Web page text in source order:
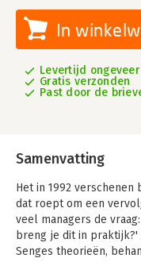
In
Levertijd
Gratis verzonden
Past door de
Samenvatting
Het in 1992
dat roept om een
veel managers de
breng je dit in praktijk?'
Senges theorieën,